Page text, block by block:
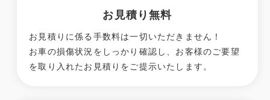
お見積り無料
お見積りに係る手数料は一切いただきません！
お車の損傷状況をしっかり確認し、お客様のご要望
を取り入れたお見積りをご提示いたします。